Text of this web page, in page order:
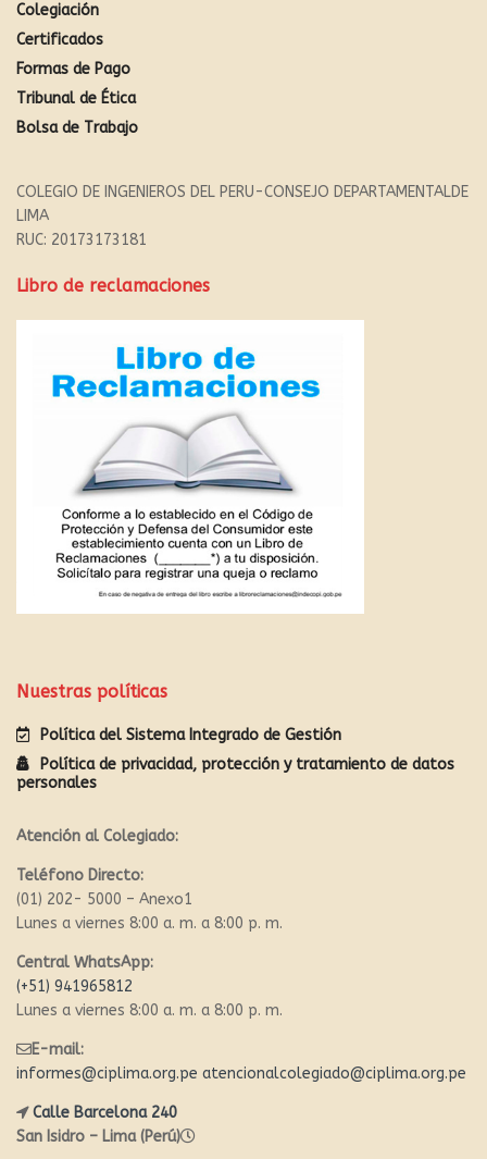
Colegiación
Certificados
Formas de Pago
Tribunal de Ética
Bolsa de Trabajo
COLEGIO DE INGENIEROS DEL PERU-CONSEJO DEPARTAMENTALDE
LIMA
RUC: 20173173181
Libro de reclamaciones
Nuestras políticas
Política del Sistema Integrado de Gestión
Política de privacidad, protección y tratamiento de datos
personales
Atención al Colegiado:
Teléfono Directo:
(01) 202- 5000 – Anexo1
Lunes a viernes 8:00 a. m. a 8:00 p. m.
Central WhatsApp:
(+51) 941965812
Lunes a viernes 8:00 a. m. a 8:00 p. m.
E-mail:
informes@ciplima.org.pe atencionalcolegiado@ciplima.org.pe
Calle Barcelona 240
San Isidro – Lima (Perú)